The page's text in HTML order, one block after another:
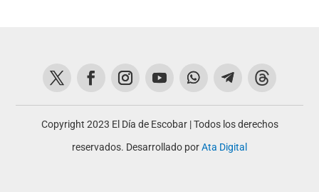
Copyright 2023 El Día de Escobar | Todos los derechos
reservados. Desarrollado porAta Digital